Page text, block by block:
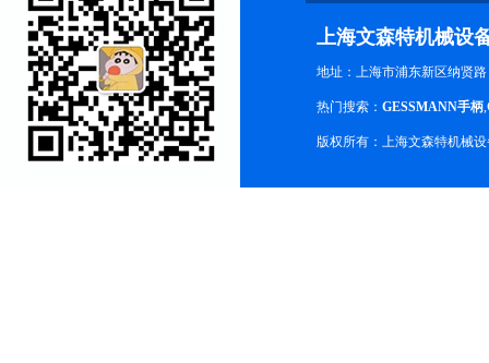
上海文森特机械设
地址：上海市浦东新区纳贤路
热门搜索： GESSMANN手柄,
版权所有：上海文森特机械